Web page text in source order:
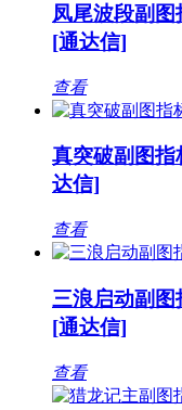
凤尾波段副
[通达信]
查看
真突破副图
达信]
查看
三浪启动副
[通达信]
查看